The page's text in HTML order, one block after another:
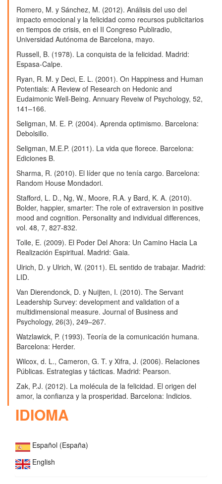
Romero, M. y Sánchez, M. (2012). Análisis del uso del
impacto emocional y la felicidad como recursos publicitarios
en tiempos de crisis, en el II Congreso Publiradio,
Universidad Autónoma de Barcelona, mayo.
Russell, B. (1978). La conquista de la felicidad. Madrid:
Espasa-Calpe.
Ryan, R. M. y Deci, E. L. (2001). On Happiness and Human
Potentials: A Review of Research on Hedonic and
Eudaimonic Well-Being. Annuary Reveiw of Psychology, 52,
141–166.
Seligman, M. E. P. (2004). Aprenda optimismo. Barcelona:
Debolsillo.
Seligman, M.E.P. (2011). La vida que florece. Barcelona:
Ediciones B.
Sharma, R. (2010). El líder que no tenía cargo. Barcelona:
Random House Mondadori.
Stafford, L. D., Ng, W., Moore, R.A. y Bard, K. A. (2010).
Bolder, happier, smarter: The role of extraversion in positive
mood and cognition. Personality and individual differences,
vol. 48, 7, 827-832.
Tolle, E. (2009). El Poder Del Ahora: Un Camino Hacia La
Realización Espiritual. Madrid: Gaia.
Ulrich, D. y Ulrich, W. (2011). EL sentido de trabajar. Madrid:
LID.
Van Dierendonck, D. y Nuijten, I. (2010). The Servant
Leadership Survey: development and validation of a
multidimensional measure. Journal of Business and
Psychology, 26(3), 249–267.
Watzlawick, P. (1993). Teoría de la comunicación humana.
Barcelona: Herder.
Wilcox, d. L., Cameron, G. T. y Xifra, J. (2006). Relaciones
Públicas. Estrategias y tácticas. Madrid: Pearson.
Zak, P.J. (2012). La molécula de la felicidad. El origen del
amor, la confianza y la prosperidad. Barcelona: Indicios.
IDIOMA
Español (España)
English